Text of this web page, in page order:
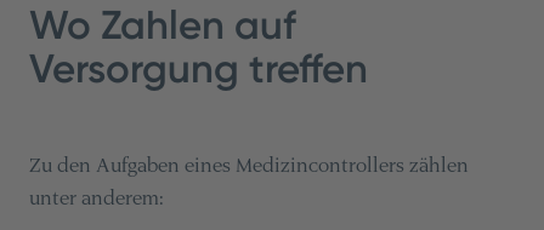
Wo Zahlen auf
Versorgung treffen
Zu den Aufgaben eines Medizincontrollers zählen
unter anderem: